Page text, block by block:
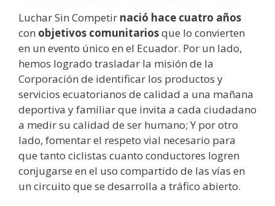
Luchar Sin Competir nació hace cuatro años
con objetivos comunitariosque lo convierten
en un evento único en el Ecuador. Por un lado,
hemos logrado trasladar la misión de la
Corporación de identificar los productos y
servicios ecuatorianos de calidad a una mañana
deportiva y familiar que invita a cada ciudadano
a medir su calidad de ser humano; Y por otro
lado, fomentar el respeto vial necesario para
que tanto ciclistas cuanto conductores logren
conjugarse en el uso compartido de las vías en
un circuito que se desarrolla a tráfico abierto.